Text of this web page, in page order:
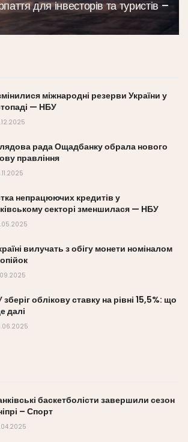
для інвесторів та туристів –
міжнародні резерви України у
— НБУ
рада Ощадбанку обрала нового
правління
непрацюючих кредитів у
секторі зменшилася — НБУ
вилучать з обігу монети номіналом
облікову ставку на рівні 15,5%: що
далі
баскетболісти завершили сезон
– Спорт